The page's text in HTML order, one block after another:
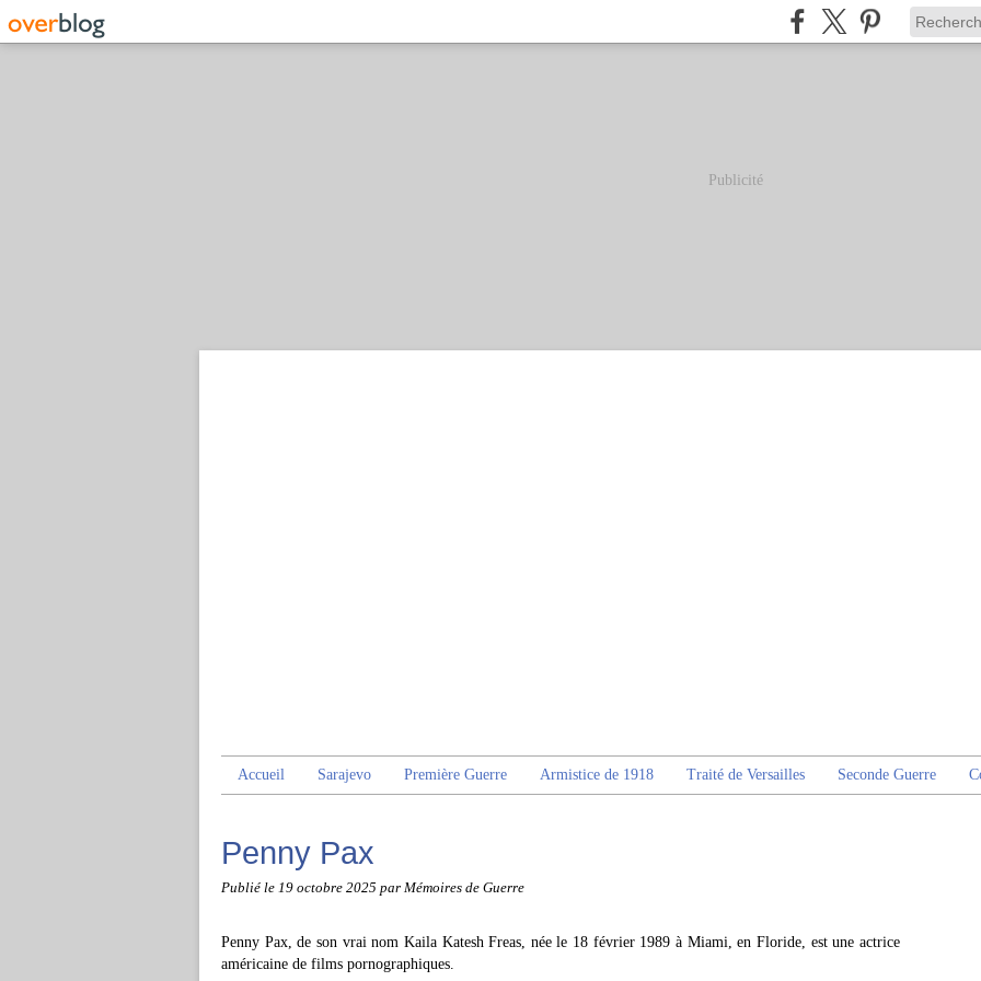
Publicité
Accueil Sarajevo Première Guerre Armistice de 1918 Traité de Versailles Seconde Guerre
Penny Pax
Publié le 19 octobre 2025 par Mémoires de Guerre
Penny Pax, de son vrai nom Kaila Katesh Freas, née le 18 février 1989 à Miami, en Floride, est une actrice
américaine de films pornographiques.